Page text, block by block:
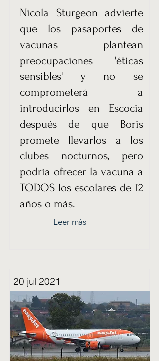
Nicola Sturgeon advierte
que los pasaportes de
vacunas plantean
preocupaciones 'éticas
sensibles' y no se
comprometerá a
introducirlos en Escocia
después de que Boris
promete llevarlos a los
clubes nocturnos, pero
podría ofrecer la vacuna a
TODOS los escolares de 12
años o más.
Leer más
20 jul 2021